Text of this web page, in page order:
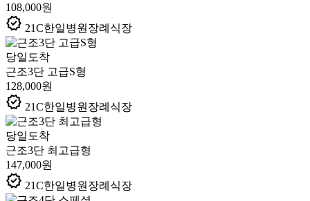
108,000원
verified 21C한일병원장례식장
당일도착
근조3단 고급S형
128,000원
verified 21C한일병원장례식장
당일도착
근조3단 최고급형
147,000원
verified 21C한일병원장례식장